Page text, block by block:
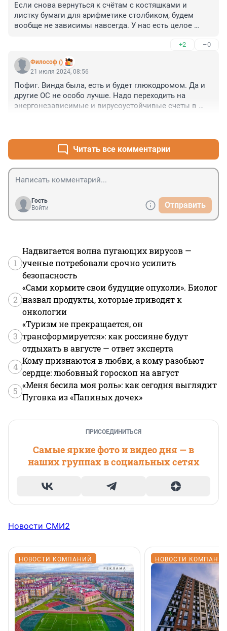
Если снова вернуться к счётам с костяшками и
листку бумаги для арифметике столбиком, будем
вообще не зависимы навсегда. У нас есть целое
Майкрософт и Виндоус. Легко обойдёмся костяшками
и умением считать столбиком. Руки для чего? Целых
10 пальцев для считалок.
+2 –0
Философ ()
21 июля 2024, 08:56
Пофиг. Винда была, есть и будет глюкодромом. Да и
другие ОС не особо лучше. Надо переходить на
энергонезависимые и вирусоустойчивые счеты в
Читать все комментарии
Гость
Войти
Отправить
1
Надвигается волна пугающих вирусов —
ученые потребовали срочно усилить
безопасность
2
«Сами кормите свои будущие опухоли». Биолог
назвал продукты, которые приводят к
онкологии
3
«Туризм не прекращается, он
трансформируется»: как россияне будут
отдыхать в августе — ответ эксперта
4
Кому признаются в любви, а кому разобьют
сердце: любовный гороскоп на август
5
«Меня бесила моя роль»: как сегодня выглядит
Пуговка из «Папиных дочек»
ПРИСОЕДИНИТЬСЯ
Самые яркие фото и видео дня — в
наших группах в социальных сетях
Новости СМИ2
НОВОСТИ КОМПАНИЙ НОВОСТИ